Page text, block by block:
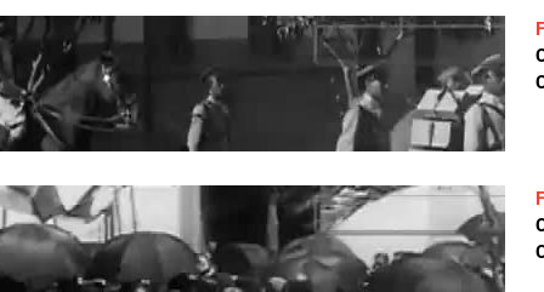
FORMULÁRIO DE BUSCA